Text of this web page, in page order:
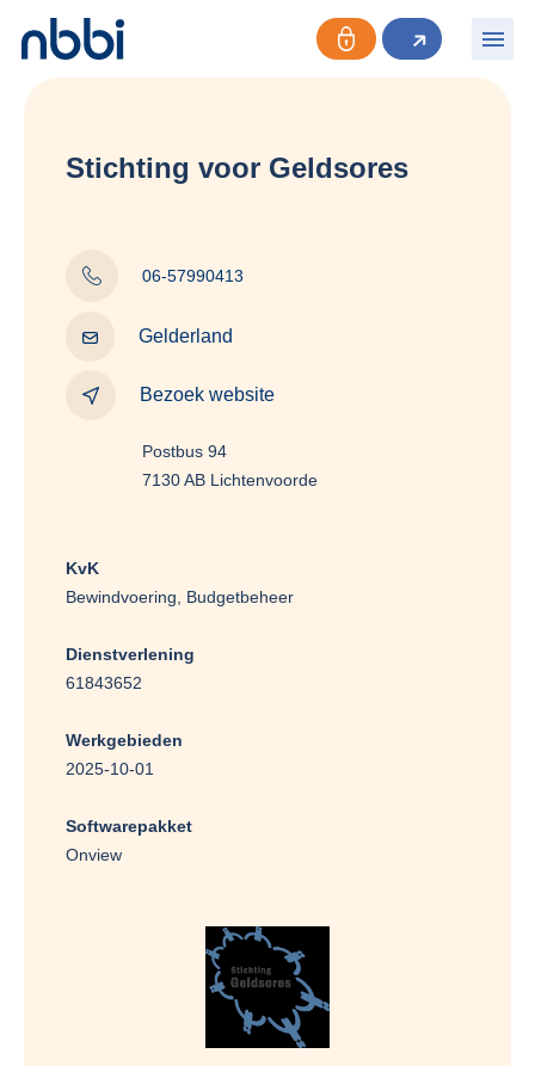
Stichting voor Geldsores
06-57990413
Gelderland
Bezoek website
Postbus 94
7130 AB Lichtenvoorde
KvK
Bewindvoering, Budgetbeheer
Dienstverlening
61843652
Werkgebieden
2025-10-01
Softwarepakket
Onview